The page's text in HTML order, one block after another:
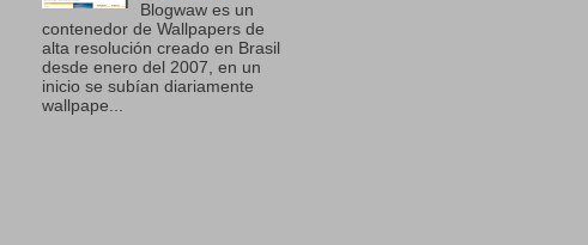
Blogwaw es un
contenedor de Wallpapers de
alta resolución creado en Brasil
desde enero del 2007, en un
inicio se subían diariamente
wallpape...